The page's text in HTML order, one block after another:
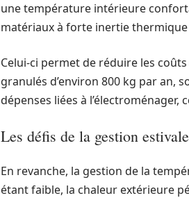
une température intérieure
matériaux à forte inertie
Celui-ci permet de réduire les
granulés d’environ 800 kg par an,
dépenses liées à l’électroménager,
Les défis de la gestion estivale
En revanche, la gestion de la
étant faible, la chaleur extérieure